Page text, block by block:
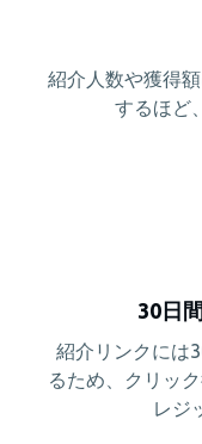
紹介人数や獲得
するほど
30日
紹介リンクには
るため、クリッ
レジ